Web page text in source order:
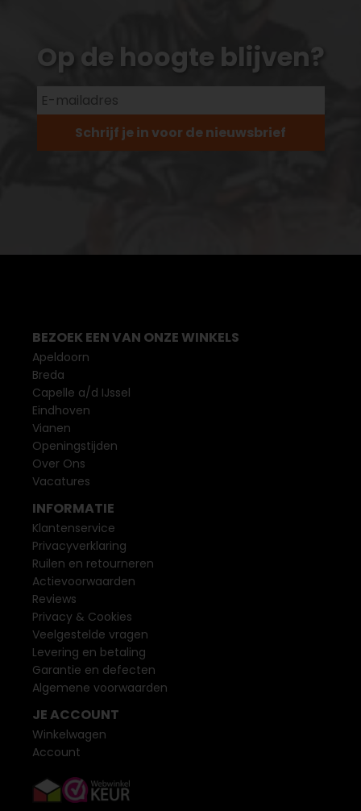
Op de hoogte blijven?
Schrijf je in voor de nieuwsbrief
BEZOEK EEN VAN ONZE WINKELS
Apeldoorn
Breda
Capelle a/d IJssel
Eindhoven
Vianen
Openingstijden
Over Ons
Vacatures
INFORMATIE
Klantenservice
Privacyverklaring
Ruilen en retourneren
Actievoorwaarden
Reviews
Privacy & Cookies
Veelgestelde vragen
Levering en betaling
Garantie en defecten
Algemene voorwaarden
JE ACCOUNT
Winkelwagen
Account